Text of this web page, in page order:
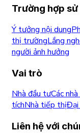
Trường hợp
Ý tưởng nội dung
thị trườngLắng
người ảnh hưởng
Vai trò
Nhà đầu tưCác
tíchNhà tiếp thị
Liên hệ với